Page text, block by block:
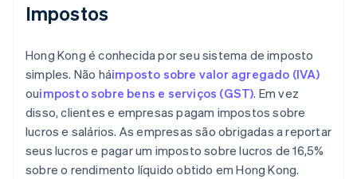
Impostos
Hong Kong é conhecida por seu sistema de imposto
simples. Não háimposto sobre valor agregado (IVA)
ouimposto sobre bens e serviços (GST). Em vez
disso, clientes e empresas pagam impostos sobre
lucros e salários. As empresas são obrigadas a reportar
seus lucros e pagar um imposto sobre lucros de 16,5%
sobre o rendimento líquido obtido em Hong Kong.